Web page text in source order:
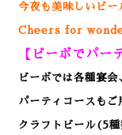
今夜も美味しいビー
Cheers for
【ビーボでパー
ビーボでは各種宴
パーティコースもご
クラフトビール(5種